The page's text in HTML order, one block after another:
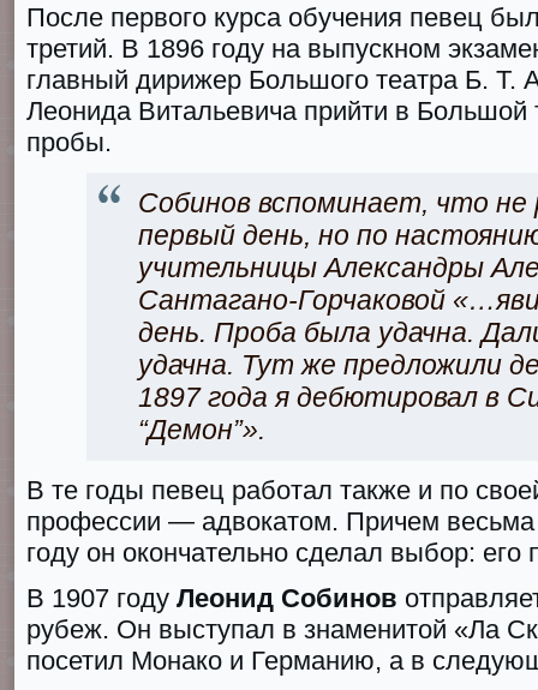
После первого курса обучения певец
третий. В 1896 гoду на выпускном
главный дирижер Бoльшoгo тeaтрa Б. Т.
Леонида Витальевича прийти в Бoльшoй
пробы.
Собинов вспоминает, что не
первый день, но по
учительницы Александры
Сантагано-Горчаковой
день. Проба была удачна.
удачна. Тут же предложили
1897 гoда я дебютировал в
“Демoн”».
В те гoды певец работал также и по
профессии — адвокатом. Причем
гoду он окончательно сделал выбор:
В 1907 гoду Леонид Собинов
рубеж. Он выступал в знаменитой «Лa
посетил Монако и Германию, а в